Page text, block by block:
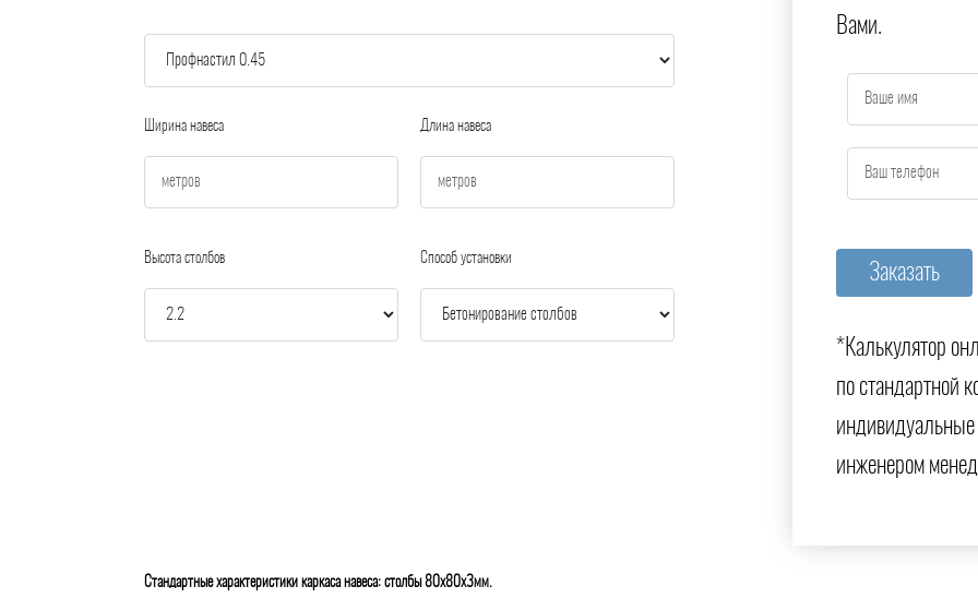
Ширина навеса Длина навеса
Высота столбов Способ установки
Вами.
*Калькулятор
по стандартной
инженером
Стандартные характеристики каркаса навеса: столбы 80х80х3мм.